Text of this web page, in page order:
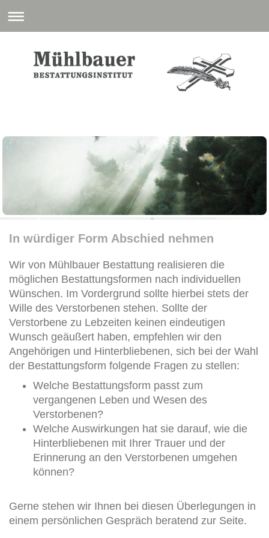
In würdiger Form Abschied nehmen
Wir von Mühlbauer Bestattung realisieren die
möglichen Bestattungsformen nach individuellen
Wünschen. Im Vordergrund sollte hierbei stets der
Wille des Verstorbenen stehen. Sollte der
Verstorbene zu Lebzeiten keinen eindeutigen
Wunsch geäußert haben, empfehlen wir den
Angehörigen und Hinterbliebenen, sich bei der Wahl
der Bestattungsform folgende Fragen zu stellen:
Welche Bestattungsform passt zum
vergangenen Leben und Wesen des
Verstorbenen?
Welche Auswirkungen hat sie darauf, wie die
Hinterbliebenen mit Ihrer Trauer und der
Erinnerung an den Verstorbenen umgehen
können?
Gerne stehen wir Ihnen bei diesen Überlegungen in
einem persönlichen Gespräch beratend zur Seite.